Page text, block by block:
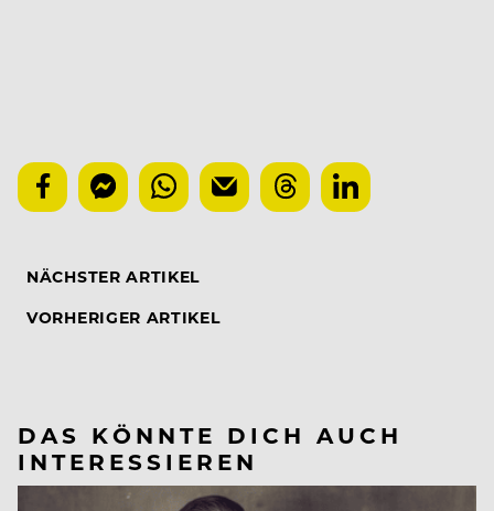
NÄCHSTER ARTIKEL
VORHERIGER ARTIKEL
DAS KÖNNTE DICH AUCH
INTERESSIEREN